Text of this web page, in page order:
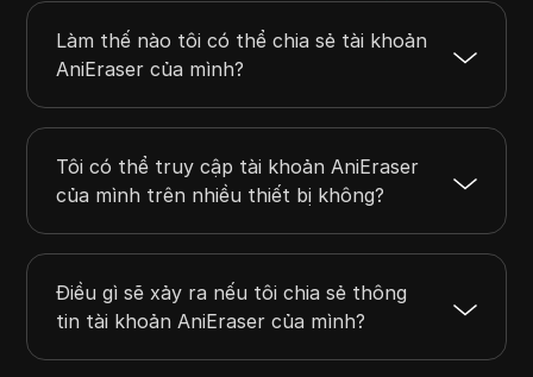
Làm thế nào tôi có thể chia sẻ tài khoản
AniEraser của mình?
Tôi có thể truy cập tài khoản AniEraser
của mình trên nhiều thiết bị không?
Điều gì sẽ xảy ra nếu tôi chia sẻ thông
tin tài khoản AniEraser của mình?